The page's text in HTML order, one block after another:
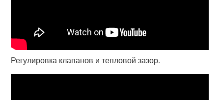
Регулировка клапанов и тепловой зазор.